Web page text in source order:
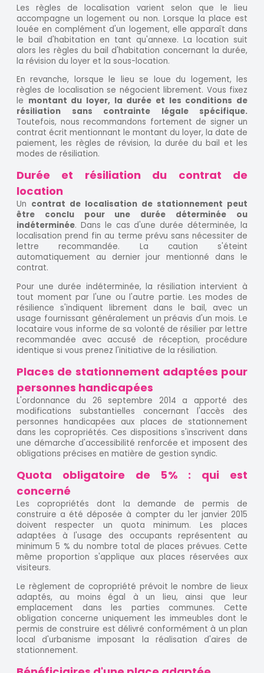
Les règles de localisation varient selon que le lieu
accompagne un logement ou non. Lorsque la place est
louée en complément d'un logement, elle apparaît dans
le bail d'habitation en tant qu'annexe. La location suit
alors les règles du bail d'habitation concernant la durée,
la révision du loyer et la sous-location.
En revanche, lorsque le lieu se loue du logement, les
règles de localisation se négocient librement. Vous fixez
le montant du loyer, la durée et les conditions de
résiliation sans contrainte légale spécifique.
Toutefois, nous recommandons fortement de signer un
contrat écrit mentionnant le montant du loyer, la date de
paiement, les règles de révision, la durée du bail et les
modes de résiliation.
Durée et résiliation du contrat de
location
Un contrat de localisation de stationnement peut
être conclu pour une durée déterminée ou
indéterminée. Dans le cas d'une durée déterminée, la
localisation prend fin au terme prévu sans nécessiter de
lettre recommandée. La caution s'éteint
automatiquement au dernier jour mentionné dans le
contrat.
Pour une durée indéterminée, la résiliation intervient à
tout moment par l'une ou l'autre partie. Les modes de
résilience s'indiquent librement dans le bail, avec un
usage fournissant généralement un préavis d'un mois. Le
locataire vous informe de sa volonté de résilier par lettre
recommandée avec accusé de réception, procédure
identique si vous prenez l'initiative de la résiliation.
Places de stationnement adaptées pour
personnes handicapées
L'ordonnance du 26 septembre 2014 a apporté des
modifications substantielles concernant l'accès des
personnes handicapées aux places de stationnement
dans les copropriétés. Ces dispositions s'inscrivent dans
une démarche d'accessibilité renforcée et imposent des
obligations précises en matière de gestion syndic.
Quota obligatoire de 5% : qui est
concerné
Les copropriétés dont la demande de permis de
construire a été déposée à compter du 1er janvier 2015
doivent respecter un quota minimum. Les places
adaptées à l'usage des occupants représentent au
minimum 5 % du nombre total de places prévues. Cette
même proportion s'applique aux places réservées aux
visiteurs.
Le règlement de copropriété prévoit le nombre de lieux
adaptés, au moins égal à un lieu, ainsi que leur
emplacement dans les parties communes. Cette
obligation concerne uniquement les immeubles dont le
permis de construire est délivré conformément à un plan
local d'urbanisme imposant la réalisation d'aires de
stationnement.